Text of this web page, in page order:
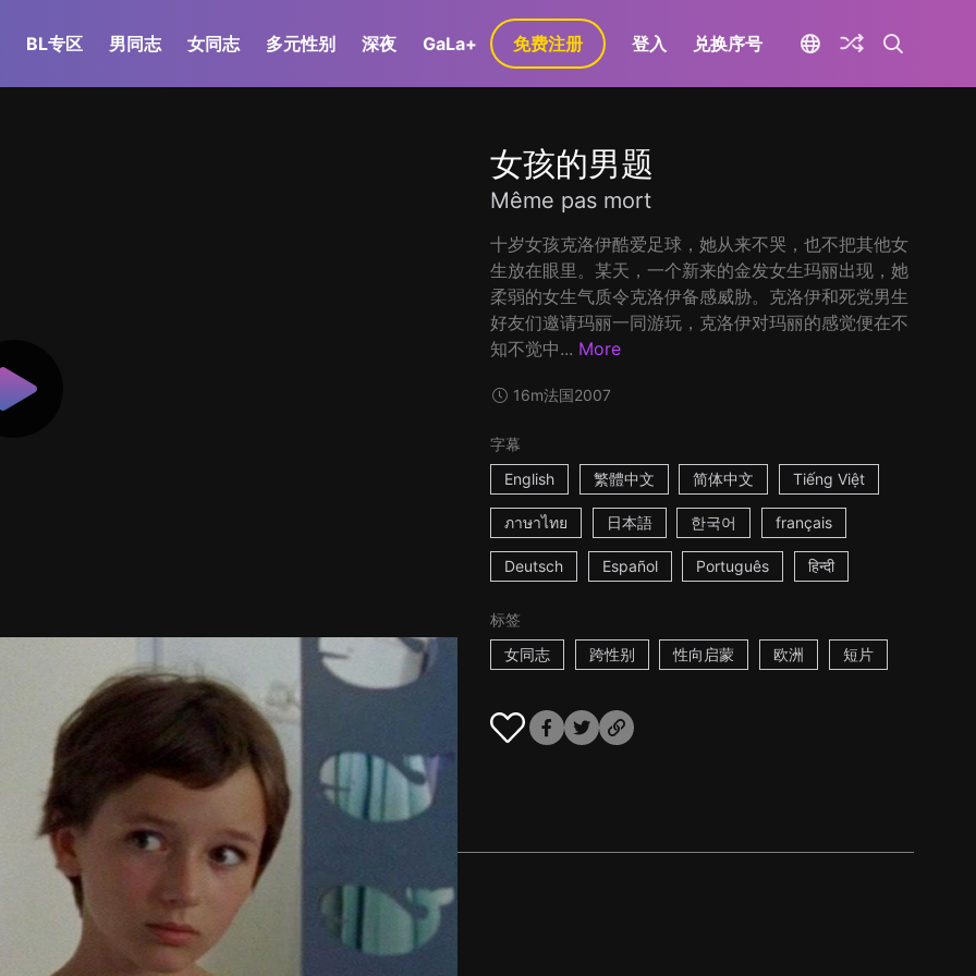
BL专区 男同志 女同志 多元性别 深夜 GaLa+ 免费注册 登入 兑换序号
女孩的男题
Même pas mort
十岁女孩克洛伊酷爱足球，她从来不哭，也不把其他女
生放在眼里。某天，一个新来的金发女生玛丽出现，她
柔弱的女生气质令克洛伊备感威胁。克洛伊和死党男生
好友们邀请玛丽一同游玩，克洛伊对玛丽的感觉便在不
知不觉中... More
16m法国2007
字幕
English
繁體中文 简体中文 Tiếng Việt
ภาษาไทย 日本語 한국어 français
Deutsch Español Português हिन्दी
标签
女同志
跨性别 性向启蒙 欧洲 短片